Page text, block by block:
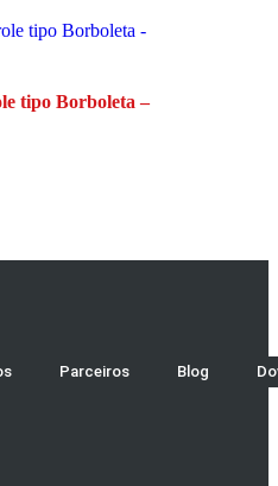
tipo Borboleta –
Parceiros Blog